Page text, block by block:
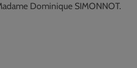
Dominique SIMONNOT.